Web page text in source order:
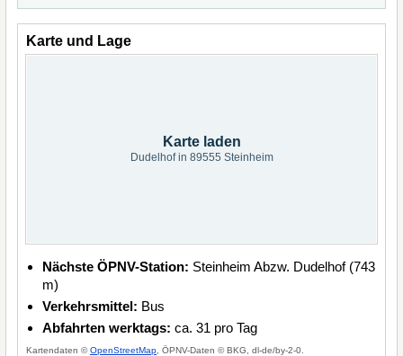
Karte und Lage
Karte laden
Dudelhof in 89555 Steinheim
Nächste ÖPNV-Station: Steinheim Abzw. Dudelhof (743
m)
Verkehrsmittel: Bus
Abfahrten werktags: ca. 31 pro Tag
Kartendaten ©OpenStreetMap , ÖPNV-Daten © BKG, dl-de/by-2-0.